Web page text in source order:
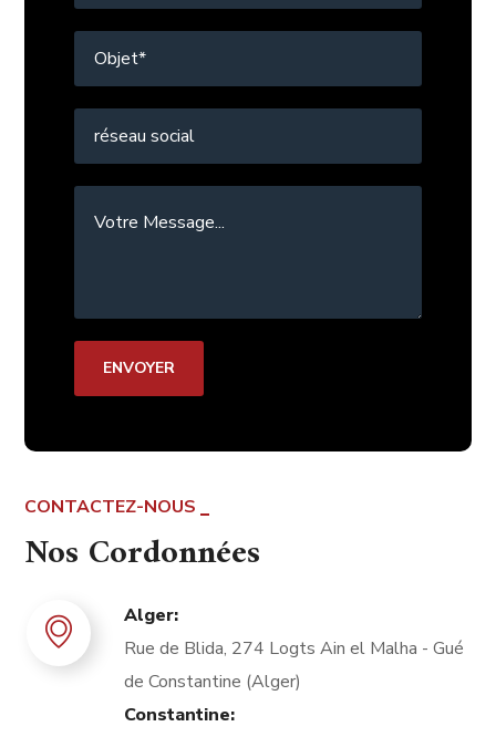
CONTACTEZ-NOUS
Nos Cordonnées
Alger:
Rue de Blida, 274 Logts Ain el Malha - Gué
de Constantine (Alger)
Constantine: